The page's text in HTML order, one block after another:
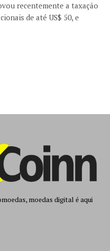
recentemente a taxação
de até US$ 50, e
moedas digital é aqui